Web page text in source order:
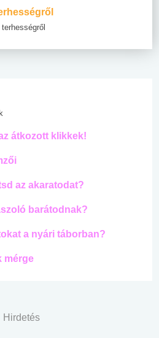
átkozott klikkek!
az akaratodat?
barátodnak?
a nyári táborban?
mérge
Hirdetés